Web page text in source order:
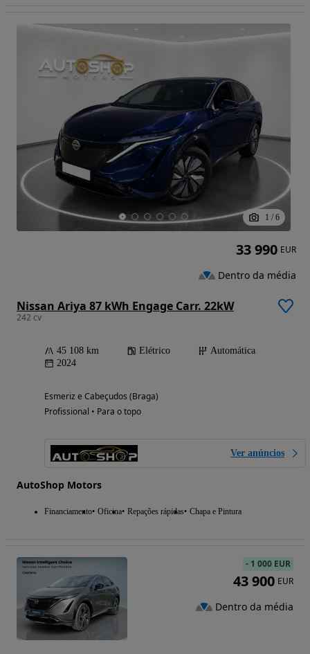
1 / 6
Nissan Ariya 87 kWh Engage Carr. 22kW
242 cv
45 108 km Elétrico
Automática
2024
Esmeriz e Cabeçudos (Braga)
Profissional • Para o topo
Ver anúncios
AutoShop Motors
Financiamento Oficina Repações rápidas Chapa e Pintura
33 990 EUR
Dentro da média
- 1 000 EUR
43 900 EUR
Dentro da média